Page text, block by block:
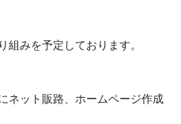
みを予定しております。
ット販路、ホームページ作成